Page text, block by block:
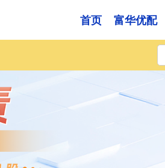
首页 富华优配